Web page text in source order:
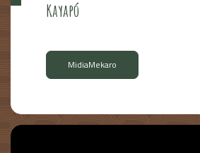
Kayapó
MidiaMekaro